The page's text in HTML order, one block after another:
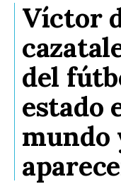
Víctor
del
estado
mundo